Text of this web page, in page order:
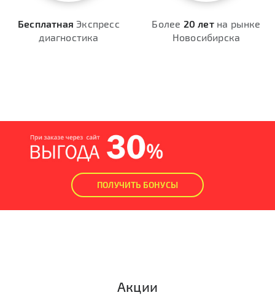
Бесплатная Экспресс
диагностика
Более 20 летна рынке
Новосибирска
ПОЛУЧИТЬ БОНУСЫ
Акции